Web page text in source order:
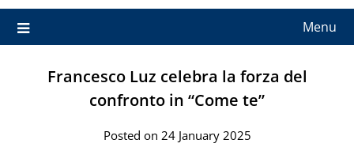
Menu
Francesco Luz celebra la forza del
confronto in “Come te”
Posted on 24 January 2025